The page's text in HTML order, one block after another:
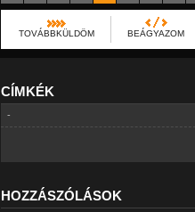
TOVÁBBKÜLDÖM BEÁGYAZOM
CÍMKÉK
-
HOZZÁSZÓLÁSOK